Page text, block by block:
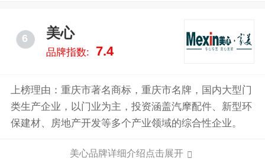
6 美心
品牌指数: 7.4
上榜理由：重庆市著名商标，重庆市名牌，国内大型门
类生产企业，以门业为主，投资涵盖汽摩配件、新型环
保建材、房地产开发等多个产业领域的综合性企业。
美心品牌详细介绍点击展开